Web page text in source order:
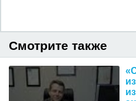
Смотрите также